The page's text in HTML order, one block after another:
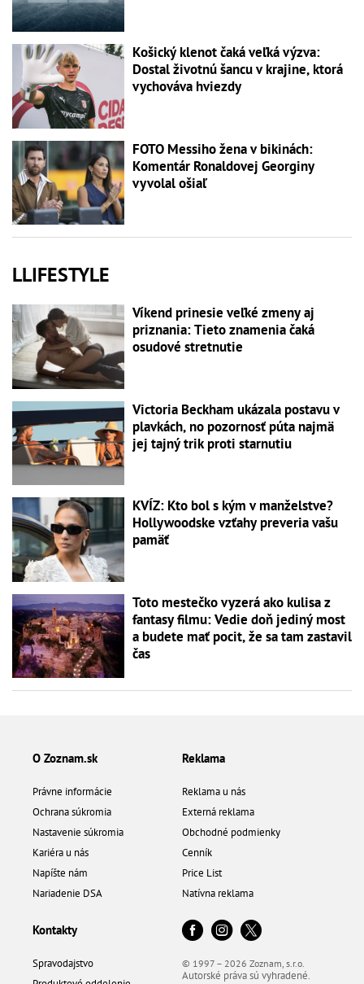
Košický klenot čaká veľká výzva:
Dostal životnú šancu v krajine, ktorá
vychováva hviezdy
FOTO Messiho žena v bikinách:
Komentár Ronaldovej Georginy
vyvolal ošiaľ
LLIFESTYLE
Víkend prinesie veľké zmeny aj
priznania: Tieto znamenia čaká
osudové stretnutie
Victoria Beckham ukázala postavu v
plavkách, no pozornosť púta najmä
jej tajný trik proti starnutiu
KVÍZ: Kto bol s kým v manželstve?
Hollywoodske vzťahy preveria vašu
pamäť
Toto mestečko vyzerá ako kulisa z
fantasy filmu: Vedie doň jediný most
a budete mať pocit, že sa tam zastavil
čas
O Zoznam.sk
Právne informácie
Ochrana súkromia
Nastavenie súkromia
Kariéra u nás
Napíšte nám
Nariadenie DSA
Reklama
Reklama u nás
Externá reklama
Obchodné podmienky
Cenník
Price List
Natívna reklama
Kontakty
Spravodajstvo
© 1997 – 2026 Zoznam, s.r.o.
Autorské práva sú vyhradené.